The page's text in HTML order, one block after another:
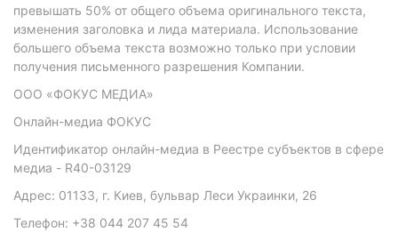
превышать 50% от общего объема оригинального текста,
изменения заголовка и лида материала. Использование
большего объема текста возможно только при условии
получения письменного разрешения Компании.
ООО «ФОКУС МЕДИА»
Онлайн-медиа ФОКУС
Идентификатор онлайн-медиа в Реестре субъектов в сфере
медиа - R40-03129
Адрес: 01133, г. Киев, бульвар Леси Украинки, 26
Телефон: +38 044 207 45 54